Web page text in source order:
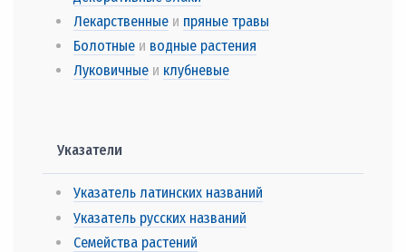
Лекарственныеи пряные травы
Болотныеи водные растения
Луковичныеи клубневые
Указатели
Указатель латинских названий
Указатель русских названий
Семейства растений